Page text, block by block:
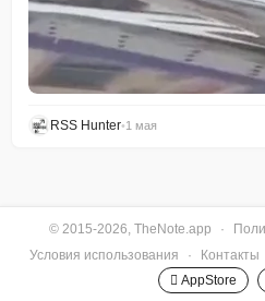
RSS Hunter•1 мая
© 2015-2026, TheNote.app ·
Условия использования
· Контакты
 AppStore